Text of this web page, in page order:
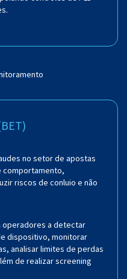
no setor de apostas
comportamento,
riscos de conluio e não
operadores a detectar
dispositivo, monitorar
analisar limites de perdas
de realizar screening